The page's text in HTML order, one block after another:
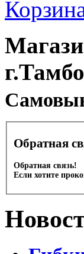
Обратная
Обратная связь!
Если хотите